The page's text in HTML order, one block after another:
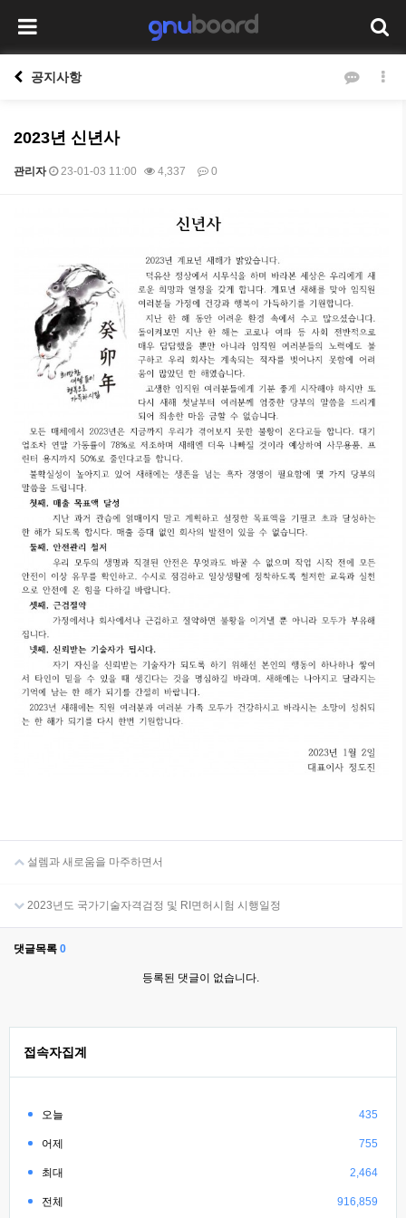
공지사항
2023년 신년사
관리자 23-01-03 11:00 4,337 0
설렘과 새로움을 마주하면서
2023년도 국가기술자격검정 및 RI면허시험 시행일정
댓글목록 0
등록된 댓글이 없습니다.
접속자집계
오늘 435
어제 755
최대 2,464
전체 916,859